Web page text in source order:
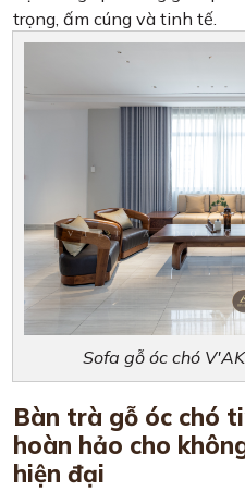
trọng, ấm cúng và tinh tế.
Sofa gỗ óc chó
Bàn trà gỗ óc chó
hoàn hảo cho
hiện đại